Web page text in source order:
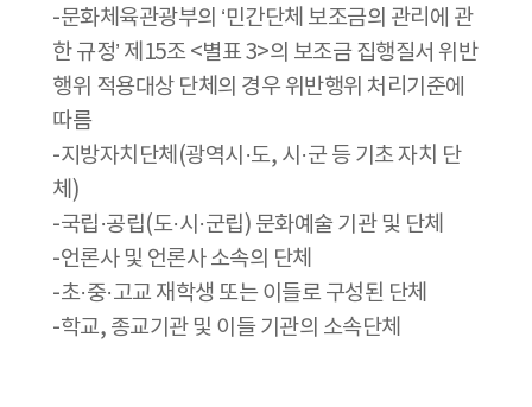
-문화체육관광부의 ‘민간단체 보조금의 관리에 관
한 규정’ 제15조 <별표 3>의 보조금 집행질서 위반
행위 적용대상 단체의 경우 위반행위 처리기준에
따름
-지방자치단체(광역시·도, 시·군 등 기초 자치 단
체)
-국립·공립(도·시·군립) 문화예술 기관 및 단체
-언론사 및 언론사 소속의 단체
-초·중·고교 재학생 또는 이들로 구성된 단체
-학교, 종교기관 및 이들 기관의 소속단체